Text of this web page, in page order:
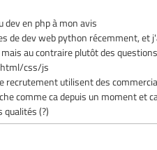
dev en php à mon avis
de dev web python récemment, et
au contraire plutôt des questions
html/css/js
recrutement utilisent des
comme ca depuis un moment et
(?)